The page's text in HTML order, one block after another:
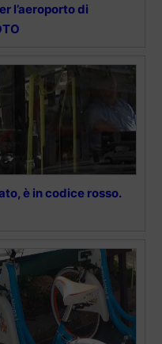
l’aeroporto di
è in codice rosso.